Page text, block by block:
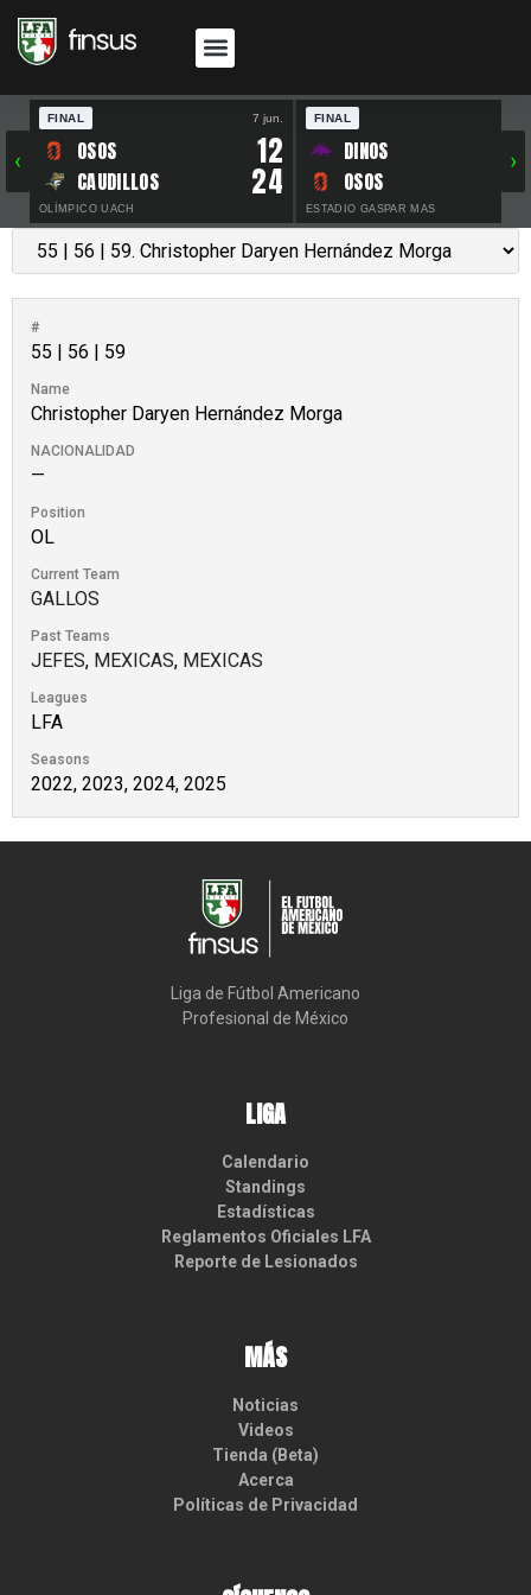
‹
FINAL 7 jun.
OSOS 12
CAUDILLOS 24
OLÍMPICO UACH
FINAL
DINOS
OSOS
ESTADIO GASPAR MAS
›
#
55 | 56 | 59
Name
Christopher Daryen Hernández Morga
NACIONALIDAD
—
Position
OL
Current Team
GALLOS
Past Teams
JEFES, MEXICAS, MEXICAS
Leagues
LFA
Seasons
2022, 2023, 2024, 2025
Liga de Fútbol Americano
Profesional de México
LIGA
Calendario
Standings
Estadísticas
Reglamentos Oficiales LFA
Reporte de Lesionados
MÁS
Noticias
Videos
Tienda (Beta)
Acerca
Políticas de Privacidad